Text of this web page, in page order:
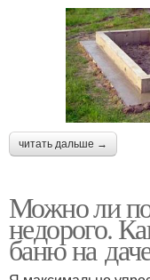
читать дальше →
Можно ли
недорого.
баню на